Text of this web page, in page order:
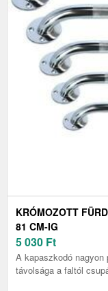
KRÓMOZOTT
81 CM-IG
5 030 Ft
A kapaszkodó
távolsága a faltól